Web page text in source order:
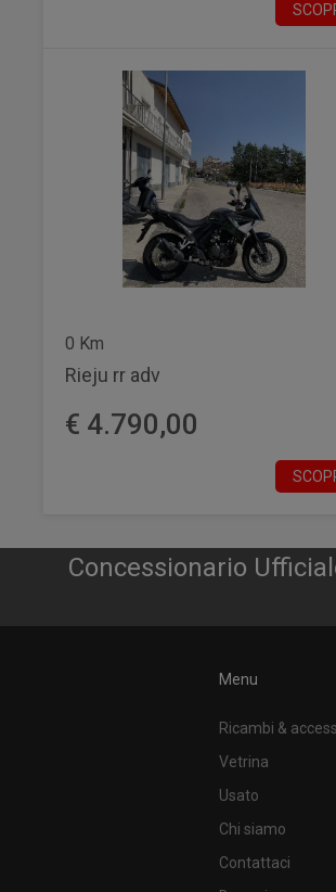
0 Km
Rieju rr adv
€ 4.790,00
Concessionario
Menu
Ricambi &
Vetrina
Usato
Chi siamo
Contattaci